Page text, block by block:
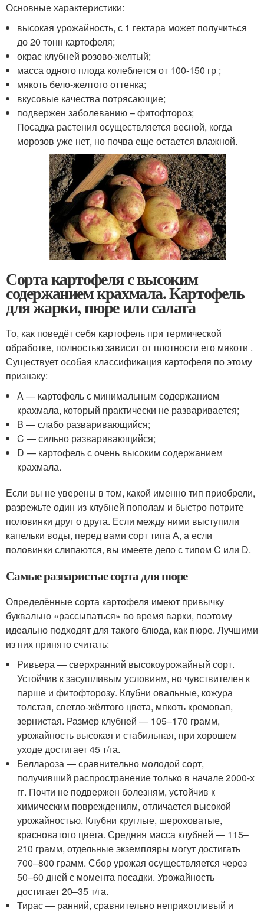
Основные характеристики:
высокая урожайность, с 1 гектара может получиться
до 20 тонн картофеля;
окрас клубней розово-желтый;
масса одного плода колеблется от 100-150 гр ;
мякоть бело-желтого оттенка;
вкусовые качества потрясающие;
подвержен заболеванию – фитофтороз;
Посадка растения осуществляется весной, когда
морозов уже нет, но почва еще остается влажной.
Сорта картофеля с высоким
содержанием крахмала. Картофель
для жарки, пюре или салата
То, как поведёт себя картофель при термической
обработке, полностью зависит от плотности его мякоти .
Существует особая классификация картофеля по этому
признаку:
A — картофель с минимальным содержанием
крахмала, который практически не разваривается;
B — слабо разваривающийся;
C — сильно разваривающийся;
D — картофель с очень высоким содержанием
крахмала.
Если вы не уверены в том, какой именно тип приобрели,
разрежьте один из клубней пополам и быстро потрите
половинки друг о друга. Если между ними выступили
капельки воды, перед вами сорт типа А, а если
половинки слипаются, вы имеете дело с типом C или D.
Самые разваристые сорта для пюре
Определённые сорта картофеля имеют привычку
буквально «рассыпаться» во время варки, поэтому
идеально подходят для такого блюда, как пюре. Лучшими
из них принято считать:
Ривьера — сверхранний высокоурожайный сорт.
Устойчив к засушливым условиям, но чувствителен к
парше и фитофторозу. Клубни овальные, кожура
толстая, светло-жёлтого цвета, мякоть кремовая,
зернистая. Размер клубней — 105–170 грамм,
урожайность высокая и стабильная, при хорошем
уходе достигает 45 т/га.
Беллароза — сравнительно молодой сорт,
получивший распространение только в начале 2000-х
гг. Почти не подвержен болезням, устойчив к
химическим повреждениям, отличается высокой
урожайностью. Клубни круглые, шероховатые,
красноватого цвета. Средняя масса клубней — 115–
210 грамм, отдельные экземпляры могут достигать
700–800 грамм. Сбор урожая осуществляется через
50–60 дней с момента посадки. Урожайность
достигает 20–35 т/га.
Тирас — ранний, сравнительно неприхотливый и